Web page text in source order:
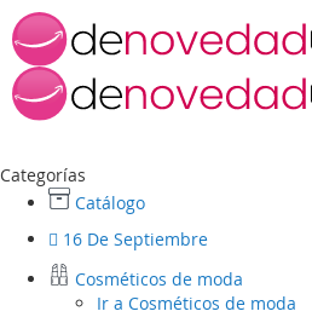
Categorías
Catálogo
16 De Septiembre
Cosméticos de moda
Ir a Cosméticos de moda